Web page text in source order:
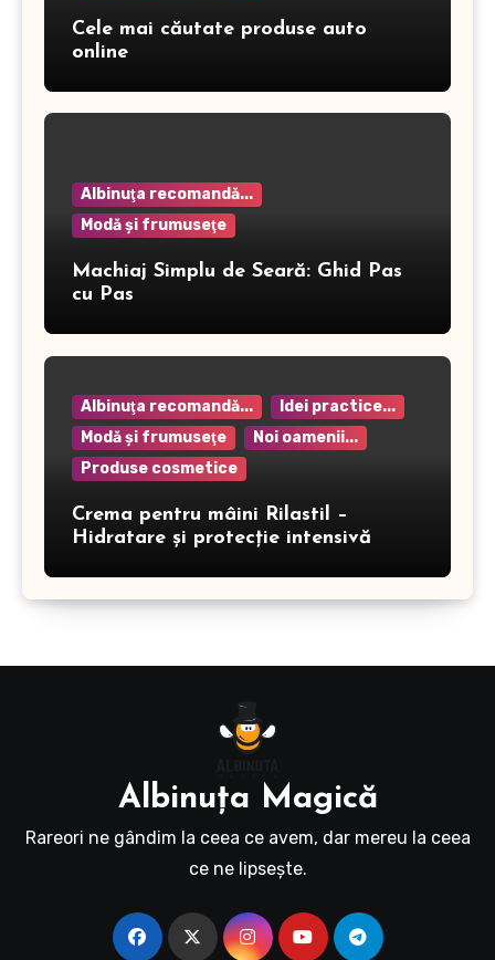
Cele mai căutate produse auto
online
Albinuţa recomandă...
Modă şi frumuseţe
Machiaj Simplu de Seară: Ghid Pas
cu Pas
Albinuţa recomandă...
Idei practice...
Modă şi frumuseţe
Noi oamenii...
Produse cosmetice
Crema pentru mâini Rilastil –
Hidratare și protecție intensivă
Albinuţa Magică
Rareori ne gândim la ceea ce avem, dar mereu la ceea
ce ne lipseşte.